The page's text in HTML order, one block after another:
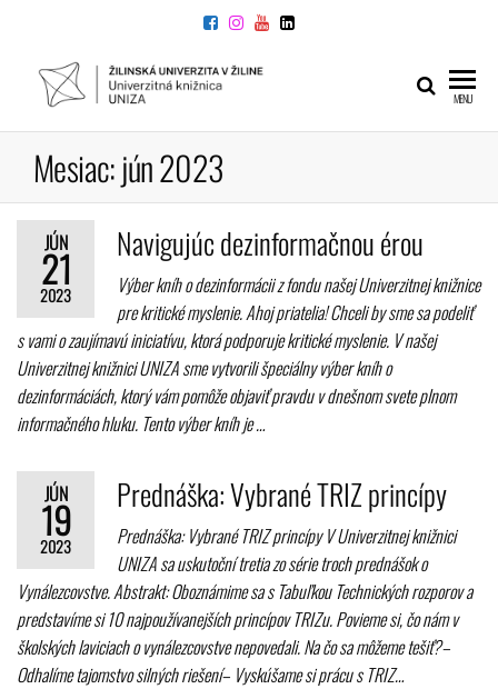
UNIVERZITNÁ
KNIŽNICA
MENU
Mesiac:jún 2023
JÚN
21
2023
Navigujúc dezinformačnou érou
Výber kníh o dezinformácii z fondu našej Univerzitnej knižnice
pre kritické myslenie. Ahoj priatelia! Chceli by sme sa podeliť
s vami o zaujímavú iniciatívu, ktorá podporuje kritické myslenie. V našej
Univerzitnej knižnici UNIZA sme vytvorili špeciálny výber kníh o
dezinformáciách, ktorý vám pomôže objaviť pravdu v dnešnom svete plnom
informačného hluku. Tento výber kníh je …
JÚN
19
2023
Prednáška: Vybrané TRIZ princípy
Prednáška: Vybrané TRIZ princípy V Univerzitnej knižnici
UNIZA sa uskutoční tretia zo série troch prednášok o
Vynálezcovstve. Abstrakt: Oboznámime sa s Tabuľkou Technických rozporov a
predstavíme si 10 najpoužívanejších princípov TRIZu. Povieme si, čo nám v
školských laviciach o vynálezcovstve nepovedali. Na čo sa môžeme tešiť?–
Odhalíme tajomstvo silných riešení– Vyskúšame si prácu s TRIZ…